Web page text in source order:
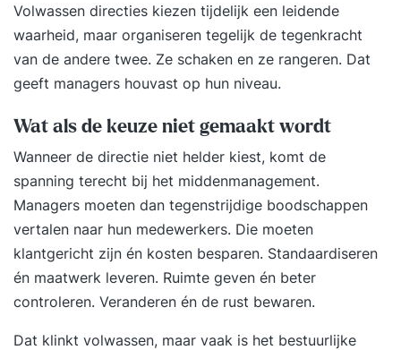
Volwassen directies kiezen tijdelijk een leidende
waarheid, maar organiseren tegelijk de tegenkracht
van de andere twee. Ze schaken en ze rangeren. Dat
geeft managers houvast op hun niveau.
Wat als de keuze niet gemaakt wordt
Wanneer de directie niet helder kiest, komt de
spanning terecht bij het middenmanagement.
Managers moeten dan tegenstrijdige boodschappen
vertalen naar hun medewerkers. Die moeten
klantgericht zijn én kosten besparen. Standaardiseren
én maatwerk leveren. Ruimte geven én beter
controleren. Veranderen én de rust bewaren.
Dat klinkt volwassen, maar vaak is het bestuurlijke